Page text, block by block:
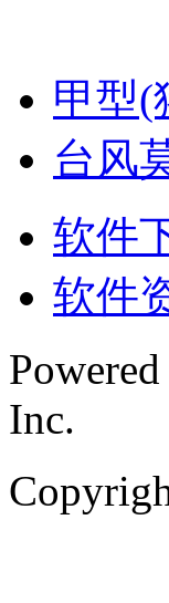
甲型(
台风
软件
软件
Inc.